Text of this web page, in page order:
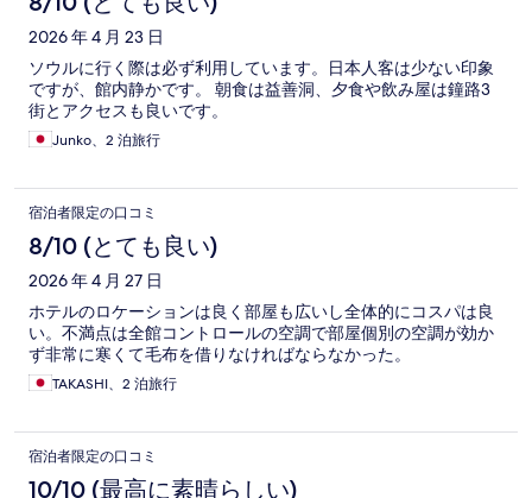
2026 年 4 月 23 日
ソウルに行く際は必ず利用しています。日本人客は少ない印象
ですが、館内静かです。 朝食は益善洞、夕食や飲み屋は鐘路3
街とアクセスも良いです。
Junko、2 泊旅行
宿泊者限定の口コミ
8/10 (とても良い)
2026 年 4 月 27 日
ホテルのロケーションは良く部屋も広いし全体的にコスパは良
い。不満点は全館コントロールの空調で部屋個別の空調が効か
ず非常に寒くて毛布を借りなければならなかった。
TAKASHI、2 泊旅行
宿泊者限定の口コミ
10/10 (最高に素晴らしい)